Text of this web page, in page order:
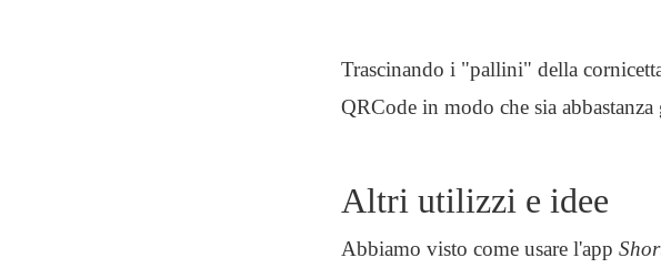
Trascinando i "pallini" della
QRCode in modo che sia
Altri utilizzi e idee
Abbiamo visto come usare l'app